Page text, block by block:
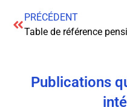
PRÉCÉDENT
Publications